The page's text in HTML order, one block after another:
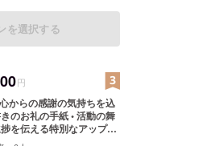
を選択する
円
礼の手紙 • 活動の舞
を伝える特別なアップ
） • あなたの支援